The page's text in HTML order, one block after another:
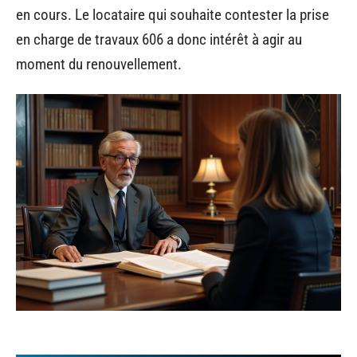
en cours. Le locataire qui souhaite contester la prise
en charge de travaux 606 a donc intérêt à agir au
moment du renouvellement.